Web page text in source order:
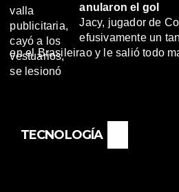
anularon el gol
Jacy, jugador de
efusivamente un
en el Brasileirao y le salió todo
TECNOLOGÍA